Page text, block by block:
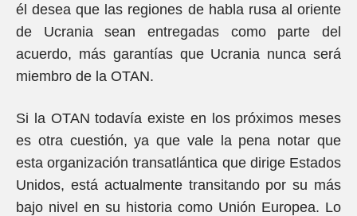
él desea que las regiones de habla rusa al oriente
de Ucrania sean entregadas como parte del
acuerdo, más garantías que Ucrania nunca será
miembro de la OTAN.
Si la OTAN todavía existe en los próximos meses
es otra cuestión, ya que vale la pena notar que
esta organización transatlántica que dirige Estados
Unidos, está actualmente transitando por su más
bajo nivel en su historia como Unión Europea. Lo